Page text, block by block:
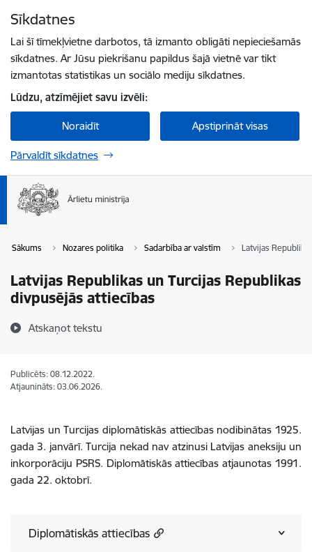
Sīkdatnes
Lai šī tīmekļvietne darbotos, tā izmanto obligāti nepieciešamās
sīkdatnes. Ar Jūsu piekrišanu papildus šajā vietnē var tikt
izmantotas statistikas un sociālo mediju sīkdatnes.
Lūdzu, atzīmējiet savu izvēli:
Noraidīt Apstiprināt visas
Pārvaldīt sīkdatnes
Sākums Nozares politika Sadarbība ar valstīm Latvijas
Latvijas Republikas un Turcijas Republikas
divpusējās attiecības
Atskaņot tekstu
Publicēts: 08.12.2022.
Atjaunināts: 03.06.2026.
Latvijas un Turcijas diplomātiskās attiecības nodibinātas 1925.
gada 3. janvārī.Turcija nekad nav atzinusi Latvijas aneksiju un
inkorporāciju PSRS. Diplomātiskās attiecības atjaunotas 1991.
gada 22. oktobrī.
Diplomātiskās attiecības